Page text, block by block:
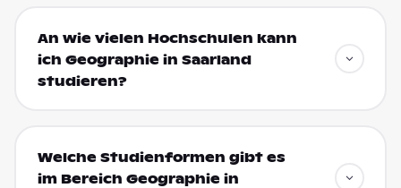
An wie vielen Hochschulen kann
ich Geographie in Saarland
studieren?
Welche Studienformen gibt es
im Bereich Geographie in